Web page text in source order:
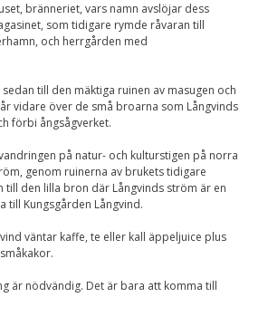
bränneriet, vars namn avslöjar dess
som tidigare rymde råvaran till
och herrgården med
till den mäktiga ruinen av masugen och
vidare över de små broarna som Långvinds
förbi ångsågverket.
på natur- och kulturstigen på norra
genom ruinerna av brukets tidigare
till den lilla bron där Långvinds ström är en
till Kungsgården Långvind.
väntar kaffe, te eller kall äppeljuice plus
är nödvändig. Det är bara att komma till